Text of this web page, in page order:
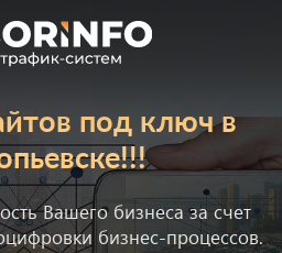
под ключ в
Вашего бизнеса за счет
бизнес-процессов.